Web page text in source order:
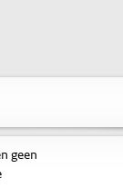
geen